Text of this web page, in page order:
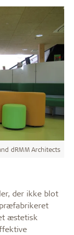
dRMM Architects
der ikke blot
æstetisk